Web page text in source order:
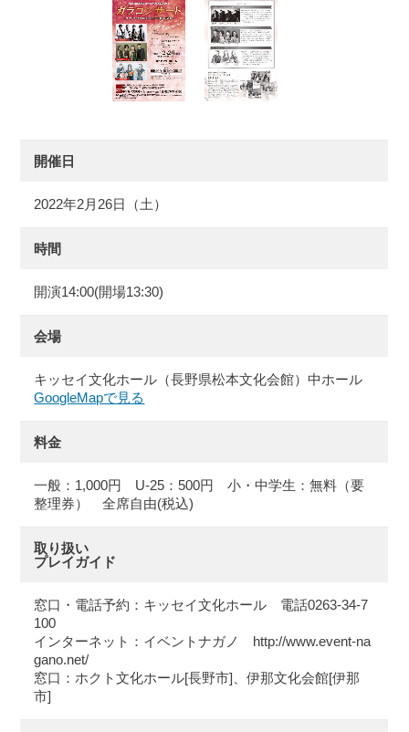
開催日
2022年2月26日（土）
時間
開演14:00(開場13:30)
会場
キッセイ文化ホール（長野県松本文化会館）中ホール
GoogleMapで見る
料金
一般：1,000円 U-25：500円 小・中学生：無料（要
整理券） 全席自由(税込)
取り扱い
プレイガイド
窓口・電話予約：キッセイ文化ホール 電話0263-34-7
100
インターネット：イベントナガノ http://www.event-na
gano.net/
窓口：ホクト文化ホール[長野市]、伊那文化会館[伊那
市]